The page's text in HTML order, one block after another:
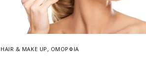
HAIR & MAKE UP , ΟΜΟΡΦΙΑ